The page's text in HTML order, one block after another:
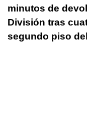
minutos de
División tras
segundo piso